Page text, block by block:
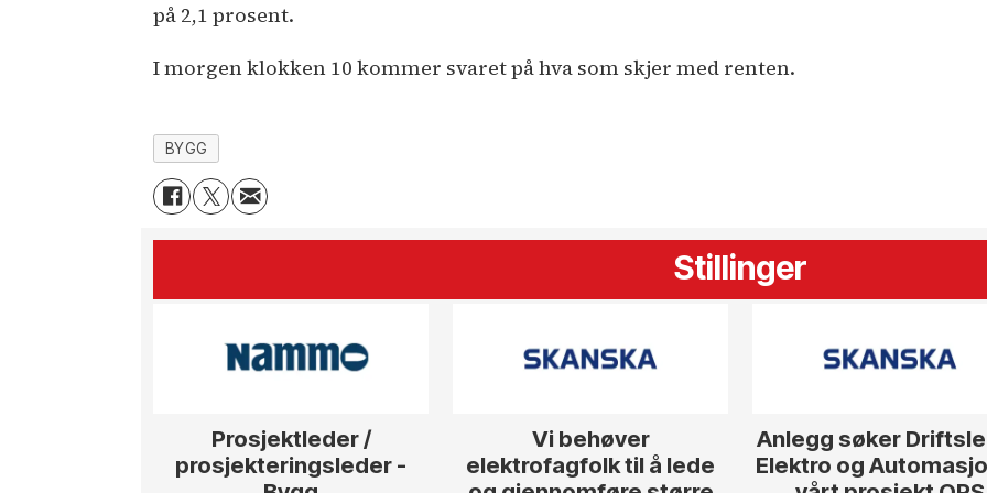
på 2,1 prosent.
I morgen klokken 10 kommer svaret på hva som skjer med renten.
BYGG
Stillinger
Prosjektleder /
prosjekteringsleder -
Vi behøver
elektrofagfolk til å lede
Anlegg søker
Elektro og